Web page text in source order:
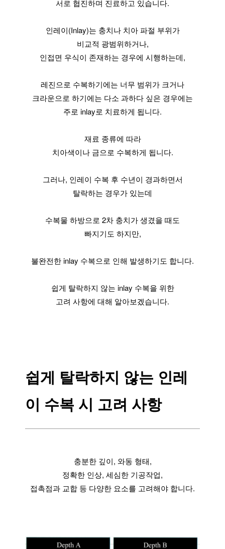
서로 협진하며 진료하고 있습니다.
인레이(Inlay)는 충치나 치아 파절 부위가
비교적 광범위하거나,
인접면 우식이 존재하는 경우에 시행하는데,
레진으로 수복하기에는 너무 범위가 크거나
크라운으로 하기에는 다소 과하다 싶은 경우에는
주로 inlay로 치료하게 됩니다.
재료 종류에 따라
치아색이나 금으로 수복하게 됩니다.
그러나, 인레이 수복 후 수년이 경과하면서
탈락하는 경우가 있는데
수복물 하방으로 2차 충치가 생겼을 때도
빠지기도 하지만,
불완전한 inlay 수복으로 인해 발생하기도 합니다.
쉽게 탈락하지 않는 inlay 수복을 위한
고려 사항에 대해 알아보겠습니다.
쉽게 탈락하지 않는 인레
이 수복 시 고려 사항
충분한 깊이, 와동 형태,
정확한 인상, 세심한 기공작업,
접촉점과 교합 등 다양한 요소를 고려해야 합니다.